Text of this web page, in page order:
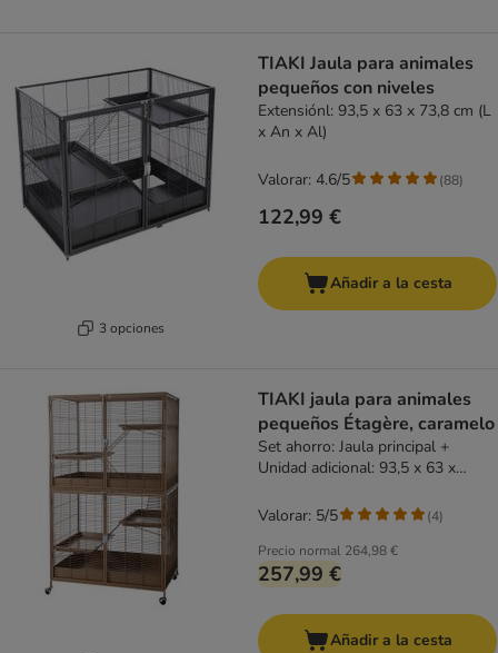
3 opciones
TIAKI Jaula para animales
pequeños con niveles
Extensiónl: 93,5 x 63 x 73,8 cm (L
x An x Al)
122,99 €
Valorar: 4.6/5 (88)
Añadir a la cesta
TIAKI jaula para animales
pequeños Étagère, caramelo
Set ahorro: Jaula principal +
Unidad adicional: 93,5 x 63 x
Precio normal 264,98 €
257,99 €
Valorar: 5/5 (4)
Añadir a la cesta